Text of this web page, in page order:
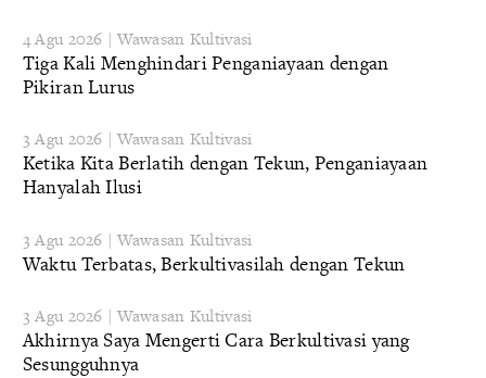
4 Agu 2026 | Wawasan Kultivasi
Tiga Kali Menghindari Penganiayaan dengan
Pikiran Lurus
3 Agu 2026 | Wawasan Kultivasi
Ketika Kita Berlatih dengan Tekun, Penganiayaan
Hanyalah Ilusi
3 Agu 2026 | Wawasan Kultivasi
Waktu Terbatas, Berkultivasilah dengan Tekun
3 Agu 2026 | Wawasan Kultivasi
Akhirnya Saya Mengerti Cara Berkultivasi yang
Sesungguhnya